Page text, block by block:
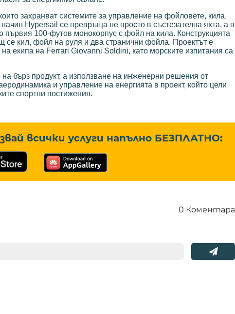
захранват системите за управление на фойловете, кила,
Hypersail се превръща не просто в състезателна яхта, а в
100-футов монокорпус с фойл на кила. Конструкцията
се кил, фойл на руля и два странични фойла. Проектът е
екипа на Ferrari Giovanni Soldini, като морските изпитания са
бърз продукт, а използване на инженерни решения от
и управление на енергията в проект, който цели
спортни постижения.
всички услуги напълно БЕЗПЛАТНО:
0 Коментара